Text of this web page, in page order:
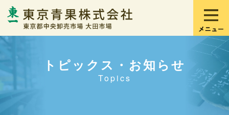
トピックス・お知らせ
Topics